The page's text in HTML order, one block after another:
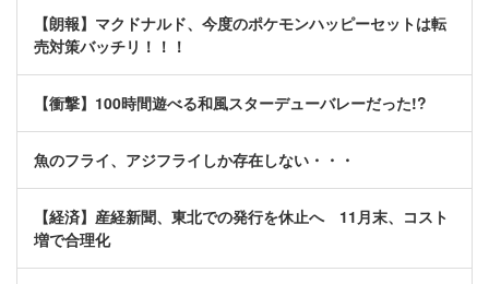
【朗報】マクドナルド、今度のポケモンハッピーセットは転
売対策バッチリ！！！
【衝撃】100時間遊べる和風スターデューバレーだった!?
魚のフライ、アジフライしか存在しない・・・
【経済】産経新聞、東北での発行を休止へ 11月末、コスト
増で合理化